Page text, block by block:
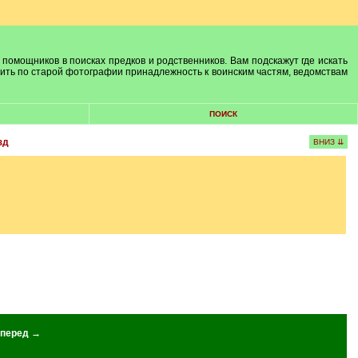
в поисках предков и родственников. Вам подскажут где искать
по старой фотографии принадлежность к воинским частям, ведомствам
ПОИСК
ВНИЗ ⇊
→